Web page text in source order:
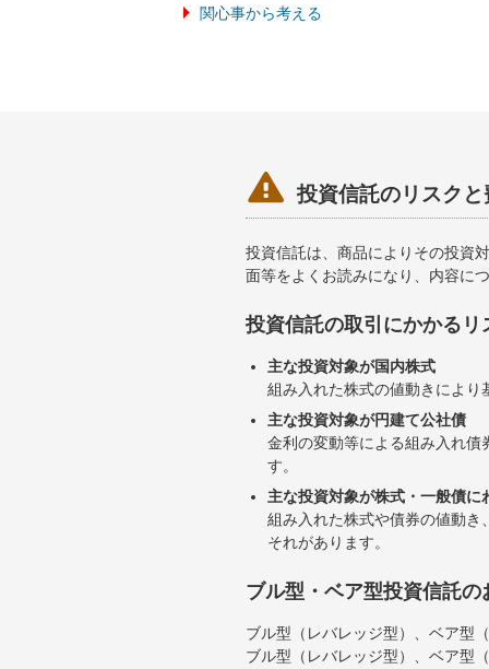
関心事から考える
 投資信託のリスク
投資信託は、商品によりその投資
面等をよくお読みになり、内容に
投資信託の取引にかかるリ
主な投資対象が国内株式
組み入れた株式の値動きによ
主な投資対象が円建て公社債
金利の変動等による組み入れ
す。
主な投資対象が株式・一般債
組み入れた株式や債券の値動
それがあります。
ブル型・ベア型投資信託
ブル型（レバレッジ型）、ベア型
ブル型（レバレッジ型）、ベア型